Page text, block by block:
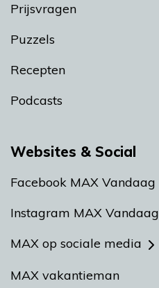
Prijsvragen
Puzzels
Recepten
Podcasts
Websites & Social
Facebook MAX Vandaag
Instagram MAX Vandaag
MAX op sociale media
MAX vakantieman